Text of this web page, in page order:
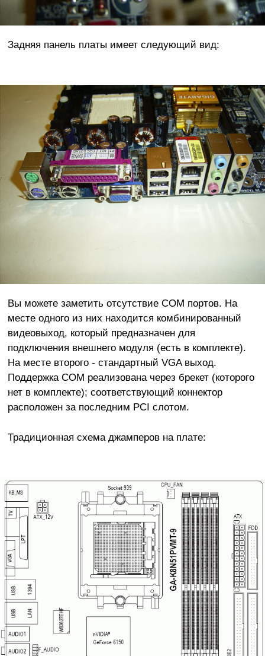
Задняя панель платы имеет следующий вид:
Вы можете заметить отсутствие COM портов. На
месте одного из них находится комбинированный
видеовыход, который предназначен для
подключения внешнего модуля (есть в комплекте).
На месте второго - стандартный VGA выход.
Поддержка COM реализована через брекет (которого
нет в комплекте); соответствующий коннектор
расположен за последним PCI слотом.
Традиционная схема джамперов на плате: